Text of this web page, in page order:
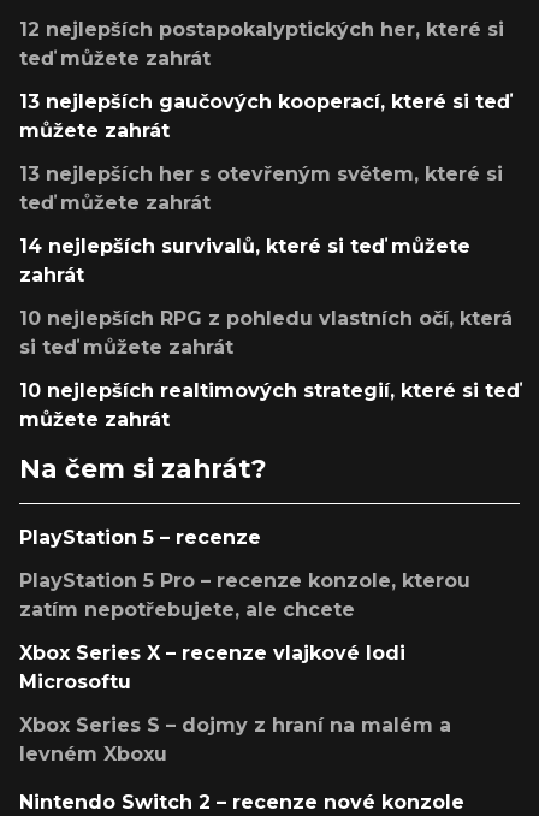
12 nejlepších postapokalyptických her, které si
teď můžete zahrát
13 nejlepších gaučových kooperací, které si teď
můžete zahrát
13 nejlepších her s otevřeným světem, které si
teď můžete zahrát
14 nejlepších survivalů, které si teď můžete
zahrát
10 nejlepších RPG z pohledu vlastních očí, která
si teď můžete zahrát
10 nejlepších realtimových strategií, které si teď
můžete zahrát
Na čem si zahrát?
PlayStation 5 – recenze
PlayStation 5 Pro – recenze konzole, kterou
zatím nepotřebujete, ale chcete
Xbox Series X – recenze vlajkové lodi
Microsoftu
Xbox Series S – dojmy z hraní na malém a
levném Xboxu
Nintendo Switch 2 – recenze nové konzole